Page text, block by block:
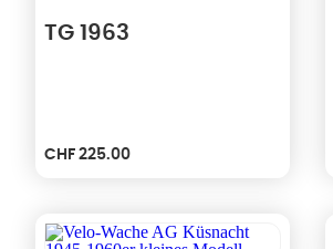
TG 1963
CHF 225.00